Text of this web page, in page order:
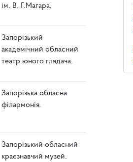
ім. В. Г.Магара.
Запорізький
академічний обласний
театр юного глядача.
Запорізька обласна
філармонія.
Запорізький обласний
краєзнавчий музей.